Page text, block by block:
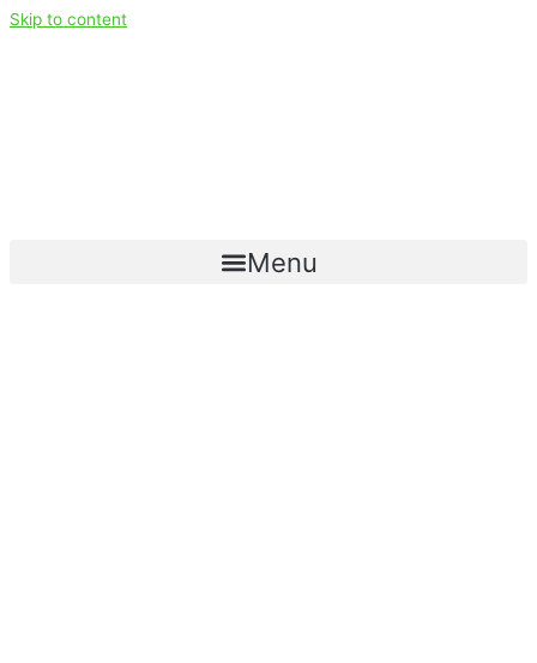
Skip to content
Menu